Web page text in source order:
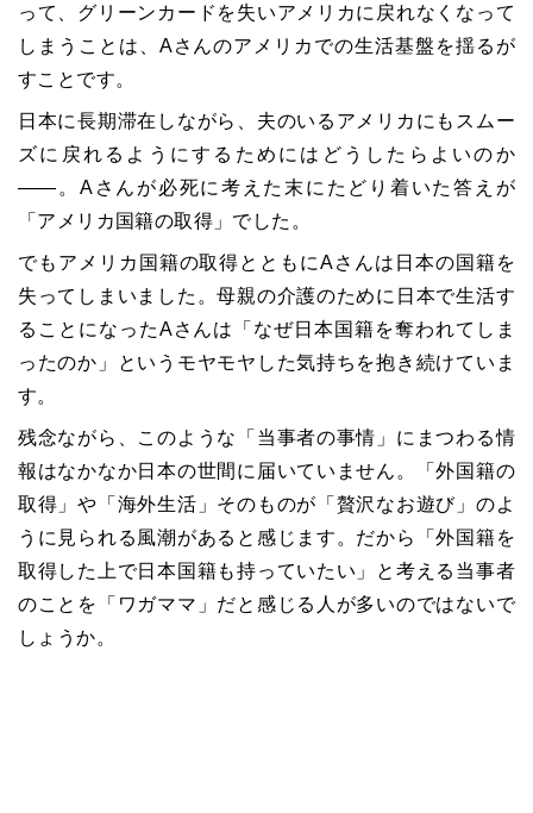
って、グリーンカードを失いアメリカに戻れなくなって
しまうことは、Aさんのアメリカでの生活基盤を揺るが
すことです。
日本に長期滞在しながら、夫のいるアメリカにもスムー
ズに戻れるようにするためにはどうしたらよいのか
――。Aさんが必死に考えた末にたどり着いた答えが
「アメリカ国籍の取得」でした。
でもアメリカ国籍の取得とともにAさんは日本の国籍を
失ってしまいました。母親の介護のために日本で生活す
ることになったAさんは「なぜ日本国籍を奪われてしま
ったのか」というモヤモヤした気持ちを抱き続けていま
す。
残念ながら、このような「当事者の事情」にまつわる情
報はなかなか日本の世間に届いていません。「外国籍の
取得」や「海外生活」そのものが「贅沢なお遊び」のよ
うに見られる風潮があると感じます。だから「外国籍を
取得した上で日本国籍も持っていたい」と考える当事者
のことを「ワガママ」だと感じる人が多いのではないで
しょうか。